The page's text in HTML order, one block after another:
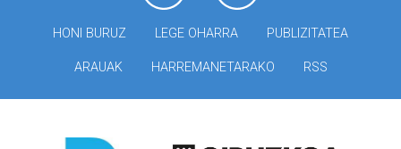
HONI BURUZ LEGE OHARRA PUBLIZITATEA
ARAUAK HARREMANETARAKO RSS